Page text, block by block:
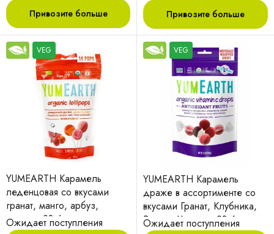
Привозите больше Привозите больше
VEG
YUMEARTH Карамель
леденцовая со вкусами
гранат, манго, арбуз,
персик. 93,6 г
Ожидает поступления
VEG
YUMEARTH Карамель
драже в ассортименте со
вкусами Гранат, Клубника,
Вишня, Черника 93,6 г
Ожидает поступления